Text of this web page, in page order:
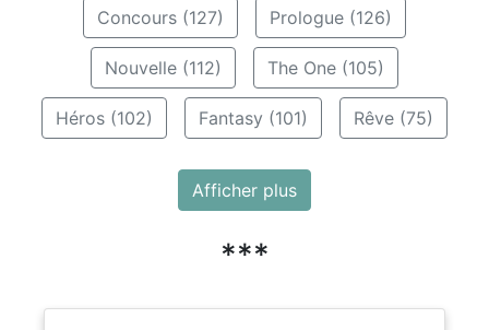
Concours (127) Prologue (126)
Nouvelle (112) The One (105)
Héros (102) Fantasy (101) Rêve (75)
Afficher plus
***